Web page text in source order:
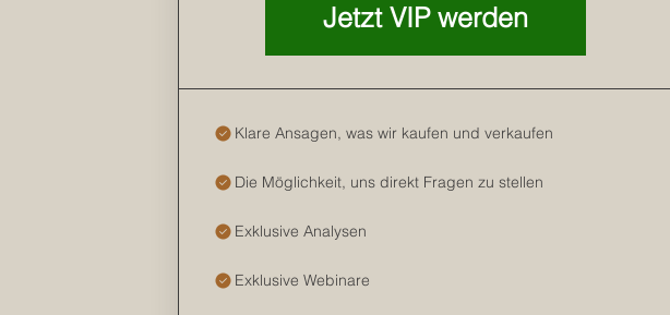
Jetzt VIP werden
Klare Ansagen, was wir kaufen und verkaufen
Die Möglichkeit, uns direkt Fragen zu stellen
Exklusive Analysen
Exklusive Webinare